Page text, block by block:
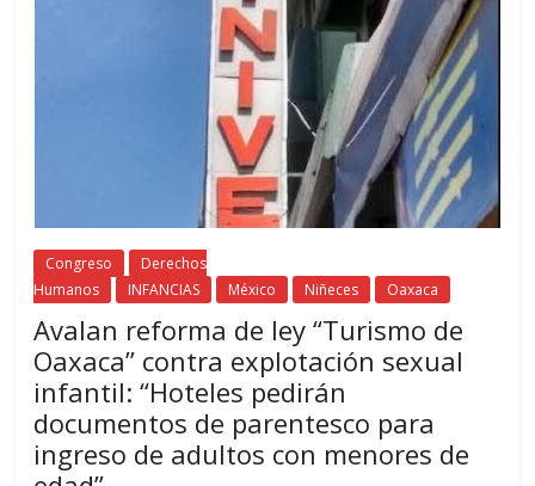
Congreso
Derechos
Humanos
INFANCIAS México Niñeces Oaxaca
Avalan reforma de ley “Turismo de
Oaxaca” contra explotación sexual
infantil: “Hoteles pedirán
documentos de parentesco para
ingreso de adultos con menores de